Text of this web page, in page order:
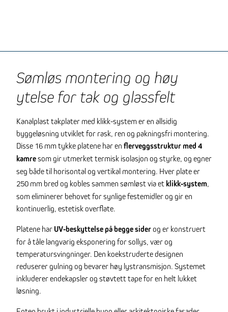
Sømløs montering og høy
ytelse for tak og glassfelt
Kanalplast takplater med klikk-system er en allsidig
byggeløsning utviklet for rask, ren og pakningsfri montering.
Disse 16 mm tykke platene har en flerveggsstruktur med 4
kamresom gir utmerket termisk isolasjon og styrke, og egner
seg både til horisontal og vertikal montering. Hver plate er
250 mm bred og kobles sammen sømløst via et klikk-system,
som eliminerer behovet for synlige festemidler og gir en
kontinuerlig, estetisk overflate.
Platene har UV-beskyttelse på begge siderog er konstruert
for å tåle langvarig eksponering for sollys, vær og
temperatursvingninger. Den koekstruderte designen
reduserer gulning og bevarer høy lystransmisjon. Systemet
inkluderer endekapsler og støvtett tape for en helt lukket
løsning.